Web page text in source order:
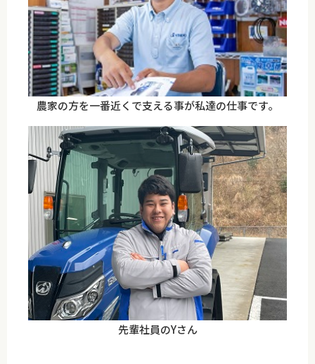
農家の方を一番近くで支える事が私達の仕事です。
先輩社員のYさん